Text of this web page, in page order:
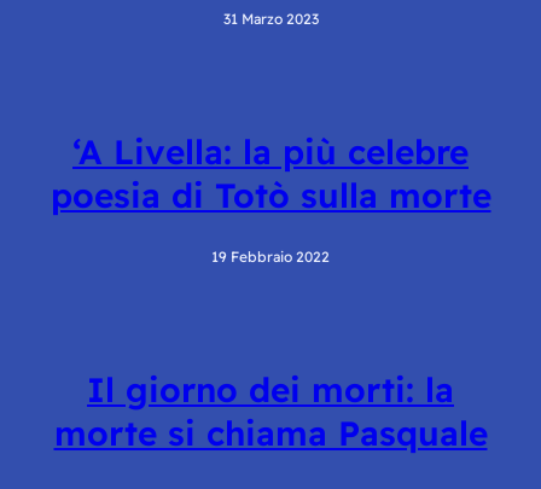
31 Marzo 2023
‘A Livella: la più celebre
poesia di Totò sulla morte
19 Febbraio 2022
Il giorno dei morti: la
morte si chiama Pasquale